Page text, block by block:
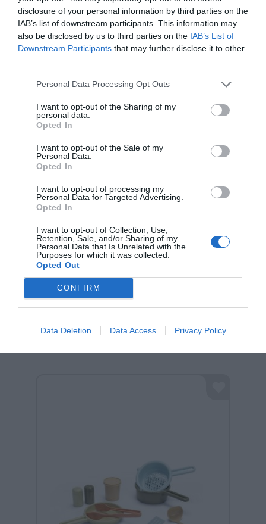
disclosure of your personal information by third parties on the
IAB’s list of downstream participants. This information may
also be disclosed by us to third parties on the IAB’s List of
Downstream Participants that may further disclose it to other
Personal Data Processing Opt Outs
I want to opt-out of the Sharing of my
personal data.
Opted In
I want to opt-out of the Sale of my
Personal Data.
Opted In
I want to opt-out of processing my
Personal Data for Targeted Advertising.
Opted In
I want to opt-out of Collection, Use,
Retention, Sale, and/or Sharing of my
Personal Data that Is Unrelated with the
Purposes for which it was collected.
Opted Out
CONFIRM
Data Deletion Data Access Privacy Policy
χρηστών.
Η περιβαλλοντική μέριμνα βρίσκεται στον πυρήνα της
βιομηχανικής παραγωγής της εταιρείας. Μέχρι
σήμερα, το 98% των βασικών προϊόντων της
Dantoyέχει λάβει το σήμα οικολογικής πιστοποίησης
μακροζωίας, μειώνοντας παράλληλα στο ελάχιστο το
περιβαλλοντικό αποτύπωμα.
Το όραμα της Dantoy είναι να αποτελεί πηγή χαράς για
κάθε οικογένεια, προσφέροντας παιχνίδια που
λειτουργούν ως εργαλεία
φιλοσοφία του brand, το παιχνίδι είναι ο
καθοριστικός παράγοντας για την εξέλιξη των
αισθήσεων και των κοινωνικών δεξιοτήτων. Για τον
αντιπροσωπεύουν τον τέλειο συνδυασμό
δημιουργικότητας και φυσικής ανάπτυξης,
προσφέροντας μια ασφαλή επένδυση στο μέλλον των